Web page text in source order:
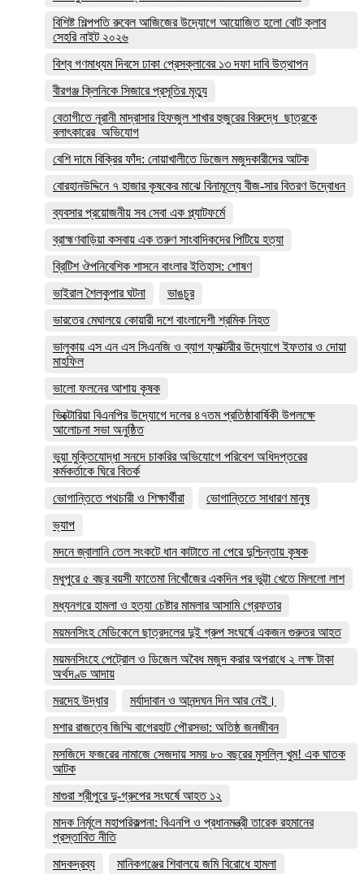
বিশিষ্ট শিল্পপতি রুবেল আজিজের উদ্যোগে আয়োজিত হলো বোট ক্লাব
সেহরি নাইট ২০২৬
বিশ্ব গণমাধ্যম দিবসে ঢাকা প্রেসক্লাবের ১৩ দফা দাবি উত্থাপন
বীরগঞ্জ ক্লিনিকে সিজারে প্রসূতির মৃত্যু
বেতাগীতে নূরানী মাদ্রাসার হিফজুল শাখার হুজুরের বিরুদ্ধে ছাত্রকে
বলাৎকারের অভিযোগ
বেশি দামে বিক্রির ফাঁদ: নোয়াখালীতে ডিজেল মজুদকারীদের আটক
বোরহানউদ্দিনে ৭ হাজার কৃষকের মাঝে বিনামূল্যে বীজ-সার বিতরণ উদ্বোধন
ব্যবসার প্রয়োজনীয় সব সেবা এক প্ল্যাটফর্মে
ব্রাহ্মণবাড়িয়া কসবায় এক তরুণ সাংবাদিকদের পিটিয়ে হত্যা
ব্রিটিশ ঔপনিবেশিক শাসনে বাংলার ইতিহাস: শোষণ
ভাইরাল শৈলকুপার ঘটনা
ভাঙচুর
ভারতের মেঘালয়ে কোয়ারী দশে বাংলাদেশী শ্রমিক নিহত
ভালুকায় এস এন এস সিএনজি ও ব্যাগ ফ্যাক্টরীর উদ্যোগে ইফতার ও দোয়া
মাহফিল
ভালো ফলনের আশায় কৃষক
ভিক্টোরিয়া বিএনপির উদ্যোগে দলের ৪৭তম প্রতিষ্ঠাবার্ষিকী উপলক্ষে
আলোচনা সভা অনুষ্ঠিত
ভুয়া মুক্তিযোদ্ধা সনদে চাকরির অভিযোগে পরিবেশ অধিদপ্তরের
কর্মকর্তাকে ঘিরে বিতর্ক
ভোগান্তিতে পথচারী ও শিক্ষার্থীরা
ভোগান্তিতে সাধারণ মানুষ
ভ্যাপ
মদনে জ্বালানি তেল সংকটে ধান কাটাতে না পেরে দুশ্চিন্তায় কৃষক
মধুপুরে ৫ বছর বয়সী ফাতেমা নিখোঁজের একদিন পর ভুট্টা খেতে মিললো লাশ
মধ্যনগরে হামলা ও হত্যা চেষ্টার মামলার আসামি গ্রেফতার
ময়মনসিংহ মেডিকেলে ছাত্রদলের দুই গ্রুপ সংঘর্ষে একজন গুরুতর আহত
ময়মনসিংহে পেট্রোল ও ডিজেল অবৈধ মজুদ করার অপরাধে ২ লক্ষ টাকা
অর্থদণ্ড আদায়
মরদেহ উদ্ধার
মর্যাদাবান ও আনন্দঘন দিন আর নেই।
মশার রাজত্বে জিম্মি বাগেরহাট পৌরসভা: অতিষ্ঠ জনজীবন
মসজিদে ফজরের নামাজে সেজদায় সময় ৮০ বছরের মুসল্লি খুম! এক ঘাতক
আটক
মাগুরা শ্রীপুরে দু-গ্রুপের সংঘর্ষে আহত ১২
মাদক নির্মূলে মহাপরিকল্পনা: বিএনপি ও প্রধানমন্ত্রী তারেক রহমানের
প্রস্তাবিত নীতি
মাদকদ্রব্য
মানিকগঞ্জের শিবালয়ে জমি বিরোধে হামলা